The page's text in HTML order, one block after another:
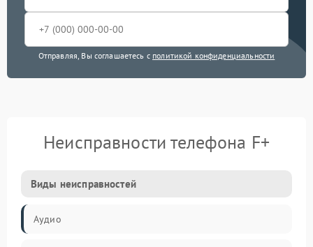
Отправляя, Вы соглашаетесь с политикой конфиденциальности
Неисправности телефона F+
Виды неисправностей
Аудио